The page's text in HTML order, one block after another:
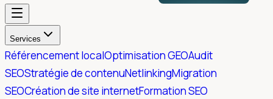
Services
Référencement localOptimisation GEOAudit
SEOStratégie de contenuNetlinkingMigration
SEOCréation de site internetFormation SEO